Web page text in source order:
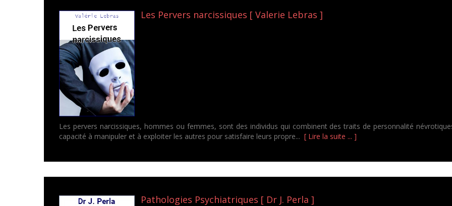
Les Pervers narcissiques [ Valerie Lebras ]
Les pervers narcissiques, hommes ou femmes, sont des individus qui combinent des traits de personnalité
capacité à manipuler et à exploiter les autres pour satisfaire leurs propre... [ Lire la suite ... ]
Pathologies Psychiatriques [ Dr J. Perla ]